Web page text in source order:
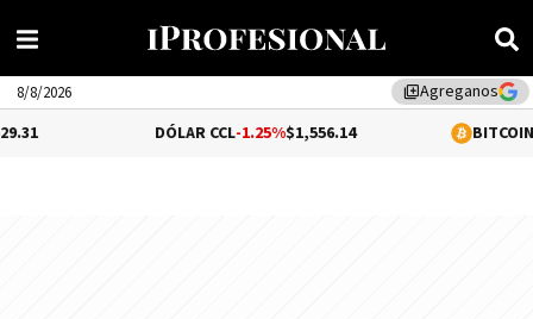
library_addAgreganos
8/8/2026
-1.25%$1,556.14 -0.02%